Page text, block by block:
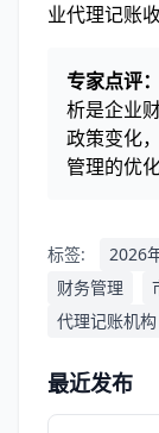
业代理记账
专家点评：
析是企业
政策变化
管理的优化
标签: 2026
财务管理
代理记账机构
最近发布